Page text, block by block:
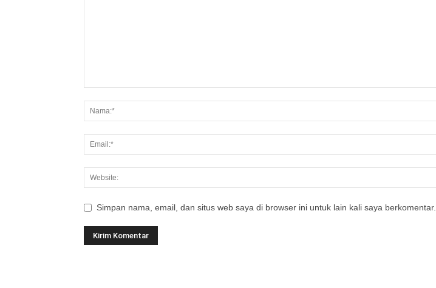
Simpan nama, email, dan situs web saya di browser ini untuk lain kali saya berkomentar.